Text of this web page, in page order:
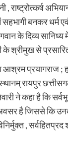
, राष्ट्रोत्कर्ष
बनकर धर्म
के दिव्य सानिध्य में
श्रीमुख से
प्रयागराज ;
रायपुर
ने कहा है कि
है जिससे कि
,